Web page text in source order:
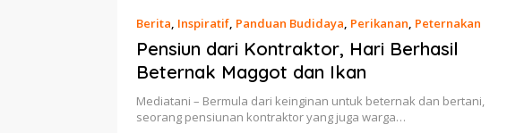
Berita, Inspiratif, Panduan Budidaya, Perikanan, Peternakan
30 Maret 2021
Pensiun dari Kontraktor, Hari Berhasil
Beternak Maggot dan Ikan
Mediatani – Bermula dari keinginan untuk beternak dan bertani,
seorang pensiunan kontraktor yang juga warga…